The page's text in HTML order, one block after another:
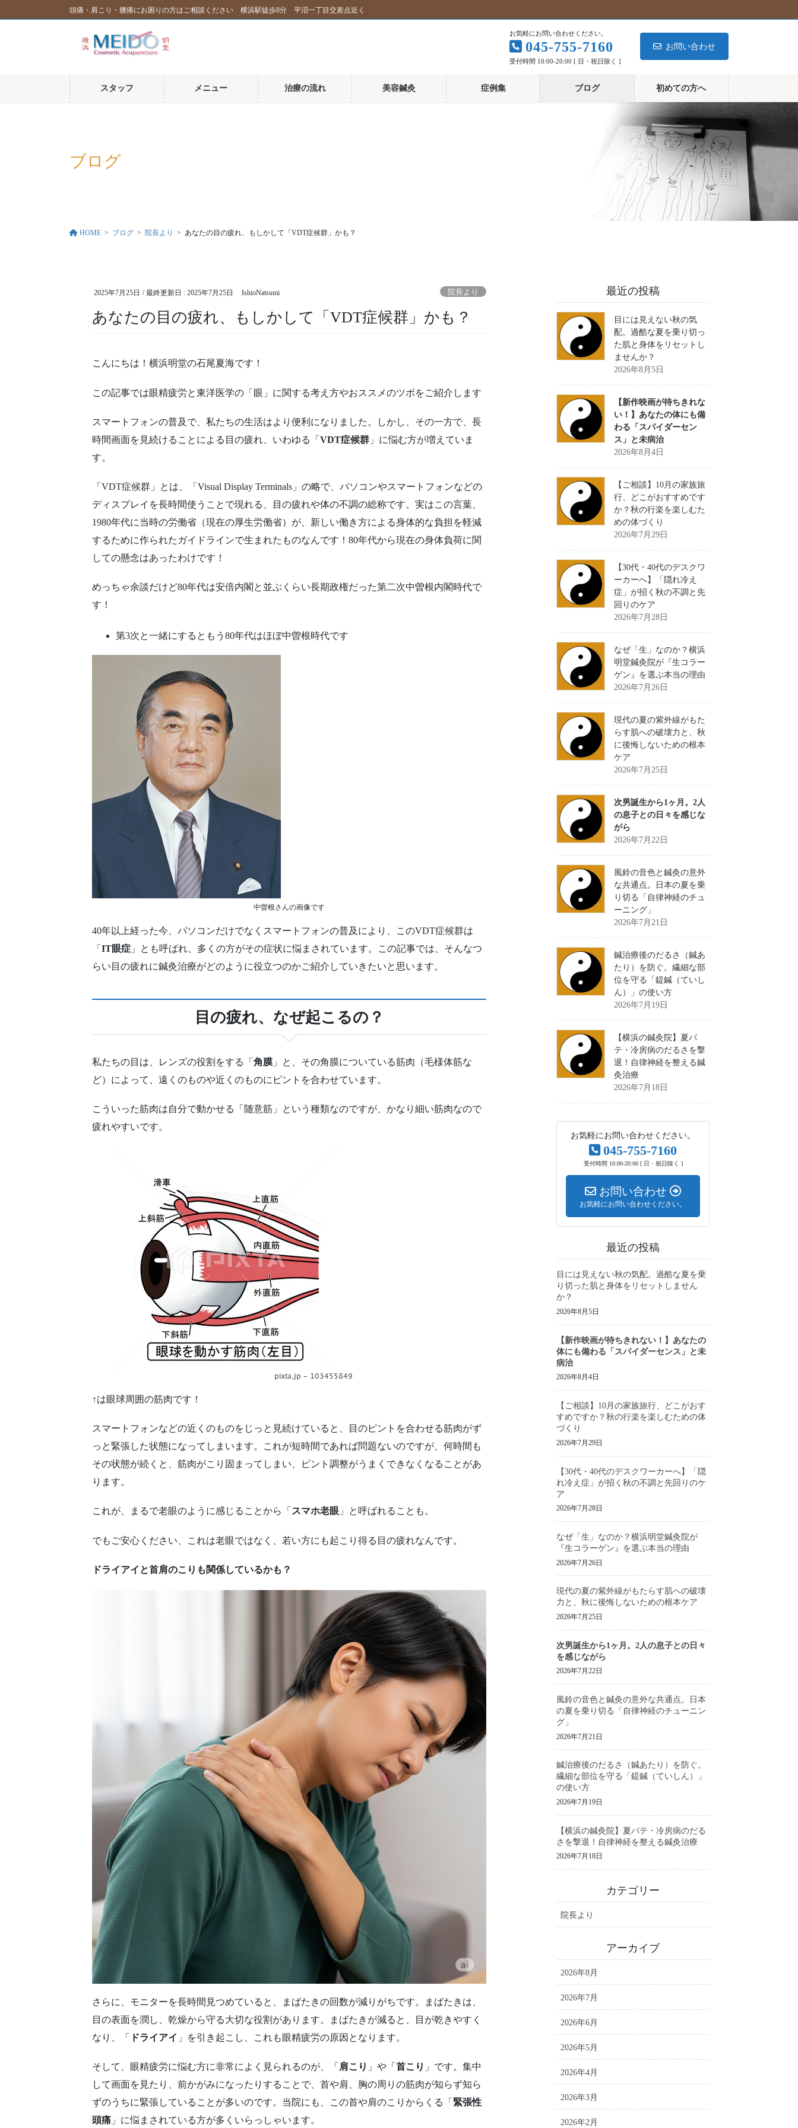
ン
ビ
頭痛・肩こり・腰痛にお困りの方はご相談ください 横浜駅徒歩8分 平沼一丁目交差点近く
お気軽にお問い合わせください。
045-755-7160
受付時間 10:00-20:00 [ 日・祝日除く ]
お問い合わせ
スタッフ メニュー 治療の流れ 美容鍼灸 症例集 ブログ 初めての方へ
ブログ
HOME ブログ 院長より あなたの目の疲れ、もしかして「VDT症候群」かも？
2025年7月25日 / 最終更新日 :2025年7月25日 IshioNatsumi 院長より
あなたの目の疲れ、もしかして「VDT症候群」かも？
こんにちは！横浜明堂の石尾夏海です！
この記事では眼精疲労と東洋医学の「眼」に関する考え方やおススメのツボをご紹介します
スマートフォンの普及で、私たちの生活はより便利になりました。しかし、その一方で、長
時間画面を見続けることによる目の疲れ、いわゆる「VDT症候群 」に悩む方が増えていま
す。
「VDT症候群」とは、「Visual Display Terminals」の略で、パソコンやスマートフォンなどの
ディスプレイを長時間使うことで現れる、目の疲れや体の不調の総称です。実はこの言葉、
1980年代に当時の労働省（現在の厚生労働省）が、新しい働き方による身体的な負担を軽減
するために作られたガイドラインで生まれたものなんです！80年代から現在の身体負荷に関
しての懸念はあったわけです！
めっちゃ余談だけど80年代は安倍内閣と並ぶくらい長期政権だった第二次中曽根内閣時代で
す！
第3次と一緒にするともう80年代はほぼ中曽根時代です
中曽根さんの画像です
40年以上経った今、パソコンだけでなくスマートフォンの普及により、このVDT症候群は
「IT眼症 」とも呼ばれ、多くの方がその症状に悩まされています。この記事では、そんなつ
らい目の疲れに鍼灸治療がどのように役立つのかご紹介していきたいと思います。
目の疲れ、なぜ起こるの？
私たちの目は、レンズの役割をする「角膜 」と、その角膜についている筋肉（毛様体筋な
ど）によって、遠くのものや近くのものにピントを合わせています。
こういった筋肉は自分で動かせる「随意筋」という種類なのですが、かなり細い筋肉なので
疲れやすいです。
↑は眼球周囲の筋肉です！
スマートフォンなどの近くのものをじっと見続けていると、目のピントを合わせる筋肉がず
っと緊張した状態になってしまいます。これが短時間であれば問題ないのですが、何時間も
その状態が続くと、筋肉がこり固まってしまい、ピント調整がうまくできなくなることがあ
ります。
これが、まるで老眼のように感じることから「 スマホ老眼 」と呼ばれることも。
でもご安心ください、これは老眼ではなく、若い方にも起こり得る目の疲れなんです。
ドライアイと首肩のこりも関係しているかも？
さらに、モニターを長時間見つめていると、まばたきの回数が減りがちです。まばたきは、
目の表面を潤し、乾燥から守る大切な役割があります。まばたきが減ると、目が乾きやすく
なり、「
ドライアイ 」を引き起こし、これも眼精疲労の原因となります。
そして、眼精疲労に悩む方に非常によく見られるのが、「 肩こり 」や「首こり 」です。集中
して画面を見たり、前かがみになったりすることで、首や肩、胸の周りの筋肉が知らず知ら
ずのうちに緊張していることが多いのです。当院にも、この首や肩のこりからくる「 緊張性
頭痛 」に悩まされている方が多くいらっしゃいます。
最近の投稿
目には見えない秋の気
配。過酷な夏を乗り切っ
た肌と身体をリセットし
ませんか？
2026年8月5日
【新作映画が待ちきれな
い！】あなたの体にも備
わる「スパイダーセン
ス」と未病治
2026年8月4日
【ご相談】10月の家族旅
行、どこがおすすめです
か？秋の行楽を楽しむた
めの体づくり
2026年7月29日
【30代・40代のデスクワ
ーカーへ】「隠れ冷え
症」が招く秋の不調と先
回りのケア
2026年7月28日
なぜ「生」なのか？横浜
明堂鍼灸院が『生コラー
ゲン』を選ぶ本当の理由
2026年7月26日
現代の夏の紫外線がもた
らす肌への破壊力と、秋
に後悔しないための根本
ケア
2026年7月25日
次男誕生から1ヶ月。2人
の息子との日々を感じな
がら
2026年7月22日
風鈴の音色と鍼灸の意外
な共通点。日本の夏を乗
り切る「自律神経のチュ
ーニング」
2026年7月21日
鍼治療後のだるさ（鍼あ
たり）を防ぐ。繊細な部
位を守る「鍉鍼（ていし
ん）」の使い方
2026年7月19日
【横浜の鍼灸院】夏バ
テ・冷房病のだるさを撃
退！自律神経を整える鍼
灸治療
2026年7月18日
お気軽にお問い合わせください。
045-755-7160
受付時間 10:00-20:00 [ 日・祝日除く ]
お問い合わせ
お気軽にお問い合わせください。
最近の投稿
目には見えない秋の気配。過酷な夏を乗
り切った肌と身体をリセットしません
か？
2026年8月5日
【新作映画が待ちきれない！】あなたの
体にも備わる「スパイダーセンス」と未
病治
2026年8月4日
【ご相談】10月の家族旅行、どこがおす
すめですか？秋の行楽を楽しむための体
づくり
2026年7月29日
【30代・40代のデスクワーカーへ】「隠
れ冷え症」が招く秋の不調と先回りのケ
ア
2026年7月28日
なぜ「生」なのか？横浜明堂鍼灸院が
『生コラーゲン』を選ぶ本当の理由
2026年7月26日
現代の夏の紫外線がもたらす肌への破壊
力と、秋に後悔しないための根本ケア
2026年7月25日
次男誕生から1ヶ月。2人の息子との日々
を感じながら
2026年7月22日
風鈴の音色と鍼灸の意外な共通点。日本
の夏を乗り切る「自律神経のチューニン
グ」
2026年7月21日
鍼治療後のだるさ（鍼あたり）を防ぐ。
繊細な部位を守る「鍉鍼（ていしん）」
の使い方
2026年7月19日
【横浜の鍼灸院】夏バテ・冷房病のだる
さを撃退！自律神経を整える鍼灸治療
2026年7月18日
カテゴリー
院長より
アーカイブ
2026年8月
2026年7月
2026年6月
2026年5月
2026年4月
2026年3月
2026年2月